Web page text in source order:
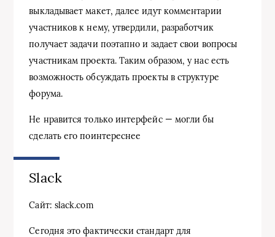
выкладывает макет, далее идут комментарии
участников к нему, утвердили, разработчик
получает задачи поэтапно и задает свои вопросы
участникам проекта. Таким образом, у нас есть
возможность обсуждать проекты в структуре
форума.
Не нравится только интерфейс — могли бы
сделать его поинтереснее
Slack
Сайт: slack.com
Сегодня это фактически стандарт для